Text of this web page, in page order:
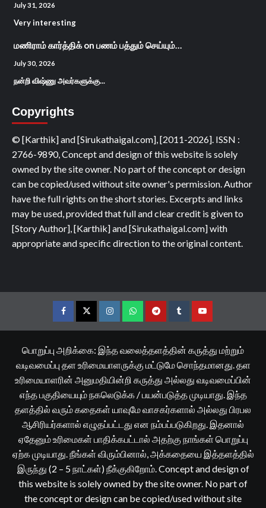
July 31, 2026
Very interesting
மணிராம் கார்த்திக்on பணம் பத்தும் செய்யும்…
July 30, 2026
நன்றி விஷ்ணு அவர்களுக்கு...
Copyrights
© [Karthik] and [Sirukathaigal.com], [2011-2026]. ISSN :
2766-9890, Concept and design of this website is solely
owned by the site owner. No part of the concept or design
can be copied/used without site owner's permission. Author
have the full rights on the short stories. Excerpts and links
may be used, provided that full and clear credit is given to
[Story Author], [Karthik] and [Sirukathaigal.com] with
appropriate and specific direction to the original content.
FacebookTwitterInstagramWhatsappTelegramTumblrYouTube
பொறுப்பு அறிக்கை: இந்த வலைத்தளத்தின் கருத்து மற்றும்
வடிவமைப்பு தள உரிமையாளருக்கு மட்டுமே சொந்தமானது. தள
உரிமையாளரின் அனுமதியின்றி கருத்து அல்லது வடிவமைப்பின்
எந்த பகுதியையும் நகலெடுக்க / பயன்படுத்த முடியாது. இந்த
தளத்தில் வரும் கதைகள் யாவுமே வாசகர்களால் அல்லது பிரபல
ஆசிரியர்களால் எழுதப்பட்டது என நம்பப்படுகிறது. இதனால்
ஏதேனும் உரிமைகள் பாதிக்கபட்டால் அதற்கு நாங்கள் பொறுப்பு
ஏற்க முடியாது. நீங்கள் விரும்பினால், அக்கதையை இத்தளத்தில்
இருந்து (2 – 5 நாட்கள்) நீக்குகிறோம். Concept and design of
this website is solely owned by the site owner. No part of
the concept or design can be copied/used without site